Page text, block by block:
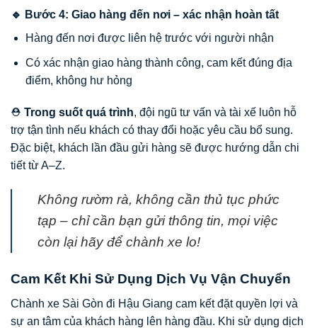
🔹 Bước 4: Giao hàng đến nơi – xác nhận hoàn tất
Hàng đến nơi được liên hệ trước với người nhận
Có xác nhận giao hàng thành công, cam kết đúng địa
điểm, không hư hỏng
⛑️ Trong suốt quá trình, đội ngũ tư vấn và tài xế luôn hỗ
trợ tận tình nếu khách có thay đổi hoặc yêu cầu bổ sung.
Đặc biệt, khách lần đầu gửi hàng sẽ được hướng dẫn chi
tiết từ A–Z.
Không rườm rà, không cần thủ tục phức
tạp – chỉ cần bạn gửi thông tin, mọi việc
còn lại hãy để chành xe lo!
Cam Kết Khi Sử Dụng Dịch Vụ Vận Chuyển
Chành xe Sài Gòn đi Hậu Giang cam kết đặt quyền lợi và
sự an tâm của khách hàng lên hàng đầu. Khi sử dụng dịch